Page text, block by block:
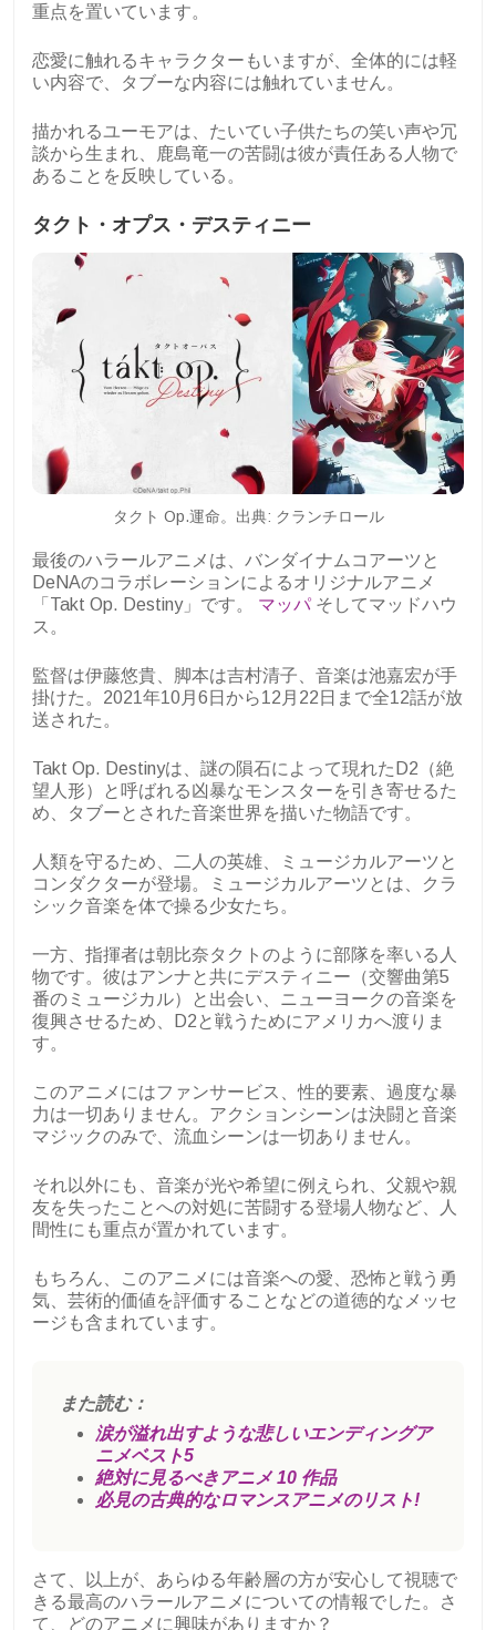
重点を置いています。
恋愛に触れるキャラクターもいますが、全体的には軽
い内容で、タブーな内容には触れていません。
描かれるユーモアは、たいてい子供たちの笑い声や冗
談から生まれ、鹿島竜一の苦闘は彼が責任ある人物で
あることを反映している。
タクト・オプス・デスティニー
タクト Op.運命。出典: クランチロール
最後のハラールアニメは、バンダイナムコアーツと
DeNAのコラボレーションによるオリジナルアニメ
「Takt Op. Destiny」です。 マッパ そしてマッドハウ
ス。
監督は伊藤悠貴、脚本は吉村清子、音楽は池嘉宏が手
掛けた。2021年10月6日から12月22日まで全12話が放
送された。
Takt Op. Destinyは、謎の隕石によって現れたD2（絶
望人形）と呼ばれる凶暴なモンスターを引き寄せるた
め、タブーとされた音楽世界を描いた物語です。
人類を守るため、二人の英雄、ミュージカルアーツと
コンダクターが登場。ミュージカルアーツとは、クラ
シック音楽を体で操る少女たち。
一方、指揮者は朝比奈タクトのように部隊を率いる人
物です。彼はアンナと共にデスティニー（交響曲第5
番のミュージカル）と出会い、ニューヨークの音楽を
復興させるため、D2と戦うためにアメリカへ渡りま
す。
このアニメにはファンサービス、性的要素、過度な暴
力は一切ありません。アクションシーンは決闘と音楽
マジックのみで、流血シーンは一切ありません。
それ以外にも、音楽が光や希望に例えられ、父親や親
友を失ったことへの対処に苦闘する登場人物など、人
間性にも重点が置かれています。
もちろん、このアニメには音楽への愛、恐怖と戦う勇
気、芸術的価値を評価することなどの道徳的なメッセ
ージも含まれています。
また読む：
涙が溢れ出すような悲しいエンディングア
ニメベスト5
絶対に見るべきアニメ 10 作品
必見の古典的なロマンスアニメのリスト!
さて、以上が、あらゆる年齢層の方が安心して視聴で
きる最高のハラールアニメについての情報でした。さ
て、どのアニメに興味がありますか？